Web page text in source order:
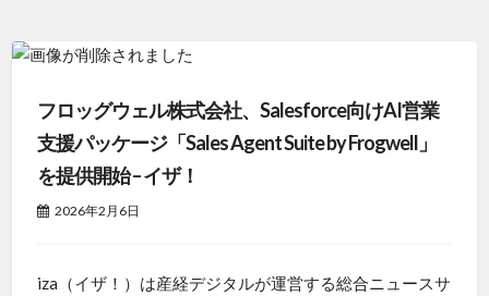
フロッグウェル株式会社、Salesforce向けAI営業
支援パッケージ「Sales Agent Suite by Frogwell」
を提供開始 – イザ！
2026年2月6日
iza（イザ！）は産経デジタルが運営する総合ニュースサ